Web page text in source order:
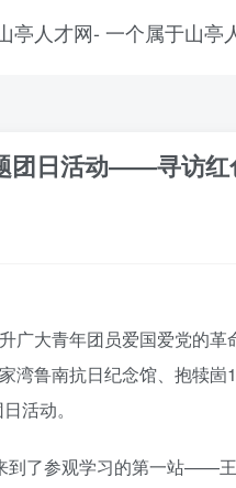
团日活动――寻访红
大青年团员爱国爱党的革
湾鲁南抗日纪念馆、抱犊
活动。
了参观学习的第一站——王